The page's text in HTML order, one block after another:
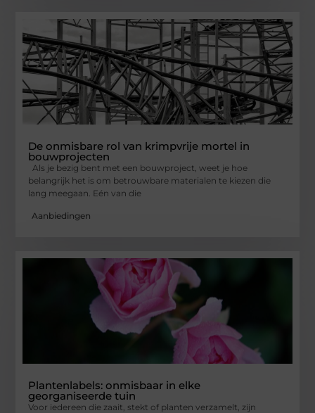
De onmisbare rol van krimpvrije mortel in
bouwprojecten
Als je bezig bent met een bouwproject, weet je hoe
belangrijk het is om betrouwbare materialen te kiezen die
lang meegaan. Eén van die
Aanbiedingen
Plantenlabels: onmisbaar in elke
georganiseerde tuin
Voor iedereen die zaait, stekt of planten verzamelt, zijn